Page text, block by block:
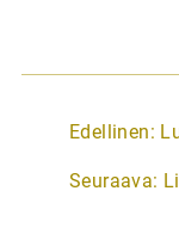
A
t
Edellinen:
Seuraava: